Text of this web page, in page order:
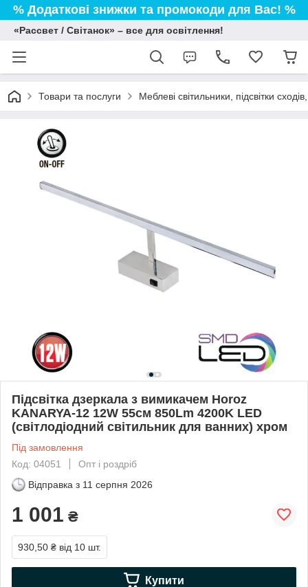
% Додаткові знижки та промокоди для Вас! %
«Рассвет / Світанок» – все для освітлення!
Товари та послуги Меблеві світильники, підсвітки
Підсвітка дзеркала з вимикачем Horoz
KANARYA-12 12W 55см 850Lm 4200K LED
(світлодіодний світильник для ванних) хром
Під замовлення
Код: 04051
Опт і роздріб
Відправка з 11 серпня 2026
1 001 ₴
930,50 ₴ від 10 шт.
Купити